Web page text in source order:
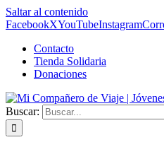
Saltar al contenido
FacebookXYouTubeInstagram
Contacto
Tienda Solidaria
Donaciones
Buscar: